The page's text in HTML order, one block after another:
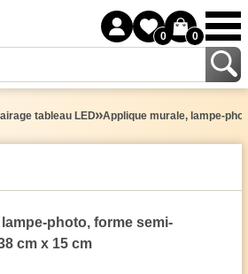
0 0
tableau LED Applique murale, lampe-
photo, forme semi-
cm x 15 cm